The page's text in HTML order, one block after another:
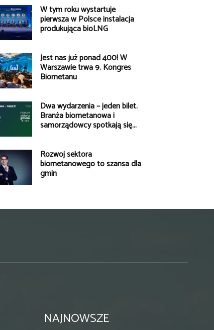
W tym roku wystartuje
pierwsza w Polsce instalacja
produkująca bioLNG
Jest nas już ponad 400! W
Warszawie trwa 9. Kongres
Biometanu
Dwa wydarzenia – jeden bilet.
Branża biometanowa i
samorządowcy spotkają się...
Rozwój sektora
biometanowego to szansa dla
gmin
NAJNOWSZE